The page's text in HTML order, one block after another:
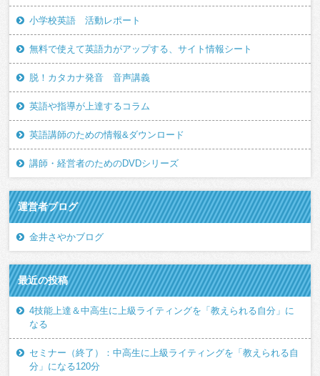
小学校英語 活動レポート
無料で使えて英語力がアップする、サイト情報シート
脱！カタカナ発音 音声講義
英語や指導が上達するコラム
英語講師のための情報&ダウンロード
講師・経営者のためのDVDシリーズ
運営者ブログ
金井さやかブログ
最近の投稿
4技能上達＆中高生に上級ライティングを「教えられる自分」に
なる
セミナー（終了）：中高生に上級ライティングを「教えられる自
分」になる120分